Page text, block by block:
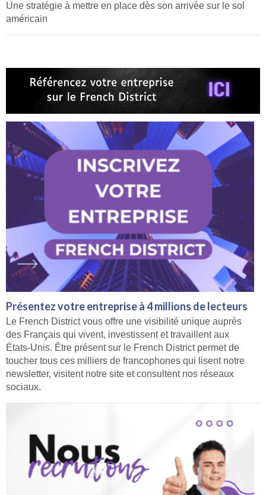
Une stratégie à mettre en place dès son arrivée sur le sol
américain
Présentez votre entreprise à 4 millions de lecteurs
Le French District vous offre une visibilité unique auprès
des Français qui vivent, investissent et travaillent aux
États-Unis. Être présent sur le French District permet de
toucher tous ces milliers de francophones qui lisent notre
newsletter, visitent notre site et consultent nos réseaux
sociaux.